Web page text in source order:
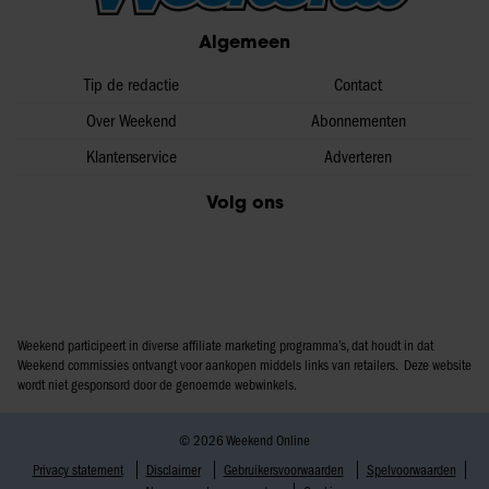
partners kunnen deze gegevens combineren met andere
informatie die u aan ze heeft verstrekt of die ze hebben
gaat akkoord met onze cookies als u onze website blijft
gebruiken.
Algemeen
Tip de redactie
Over Weekend
Klantenservice
Contact
Abonnementen
Adverteren
Volg ons
Weekend participeert in diverse affiliate marketing programma’s, dat houdt in dat
Weekend commissies ontvangt voor aankopen middels links van retailers. Deze website
wordt niet gesponsord door de genoemde webwinkels.
© 2026 Weekend Online
Privacy statement
Disclaimer Gebruikersvoorwaarden
Spelvoorwaarden